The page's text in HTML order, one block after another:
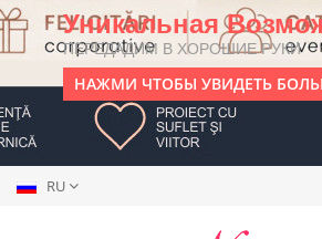
Уникальная
ПЕРЕДАДИМ В ХОРОШИЕ РУКИ
НАЖМИ ЧТОБЫ УВИДЕТЬ
RU